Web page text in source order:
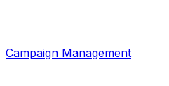
Campaign Management